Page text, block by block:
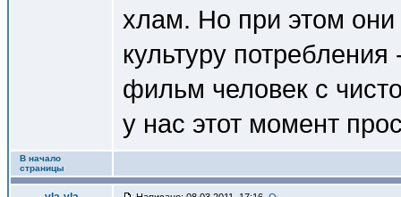
хлам. Но при этом они
культуру
фильм человек с
у нас этот момент
В начало
страницы